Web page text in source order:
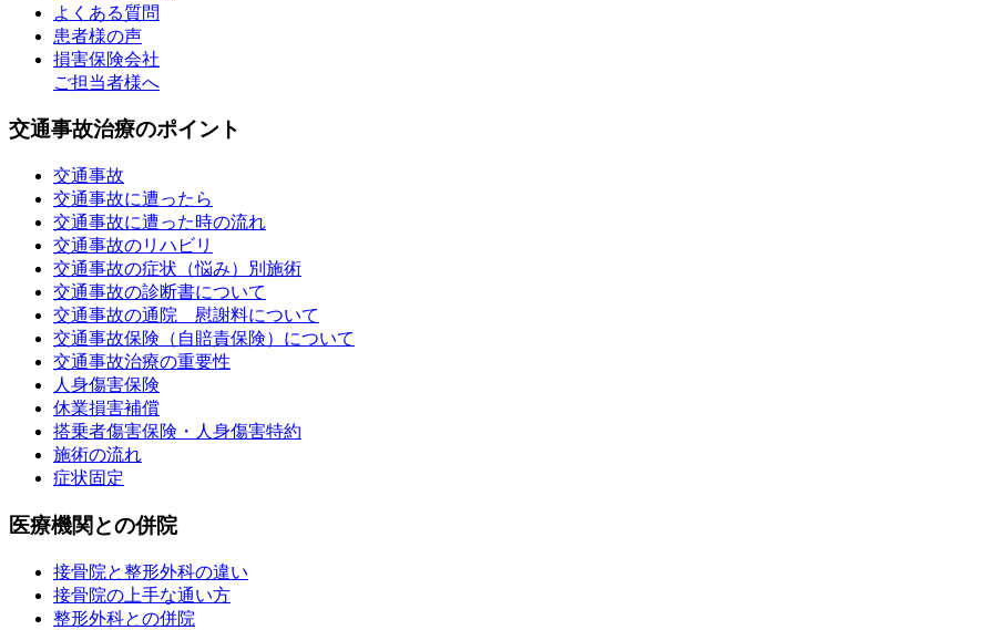
よくある質問
患者様の声
損害保険会社
ご担当者様へ
交通事故治療のポイント
交通事故
交通事故に遭ったら
交通事故に遭った時の流れ
交通事故のリハビリ
交通事故の症状（悩み）別施術
交通事故の診断書について
交通事故の通院 慰謝料について
交通事故保険（自賠責保険）について
交通事故治療の重要性
人身傷害保険
休業損害補償
搭乗者傷害保険・人身傷害特約
施術の流れ
症状固定
医療機関との併院
接骨院と整形外科の違い
接骨院の上手な通い方
整形外科との併院